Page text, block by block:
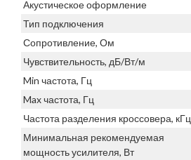
Акустическое оформление
Тип подключения
Сопротивление, Ом
Чувствительность, дБ/Вт/м
Min частота, Гц
Max частота, Гц
Частота разделения кроссовера, кГц
Минимальная рекомендуемая
мощность усилителя, Вт